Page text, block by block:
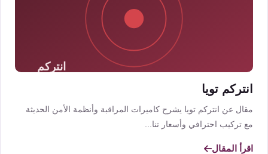
انتركم تويا
مقال عن انتركم تويا يشرح كاميرات المراقبة وأنظمة الأمن الحديثة
مع تركيب احترافي وأسعار تنا...
اقرأ المقال